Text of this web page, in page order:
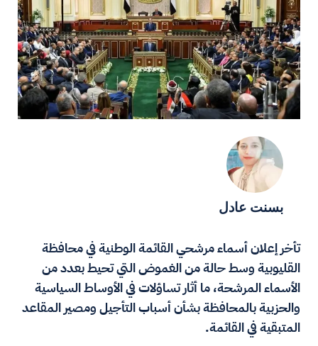
بسنت عادل
تأخر إعلان أسماء مرشحي القائمة الوطنية في محافظة
القليوبية وسط حالة من الغموض التي تحيط بعدد من
الأسماء المرشحة، ما أثار تساؤلات في الأوساط السياسية
والحزبية بالمحافظة بشأن أسباب التأجيل ومصير المقاعد
المتبقية في القائمة.